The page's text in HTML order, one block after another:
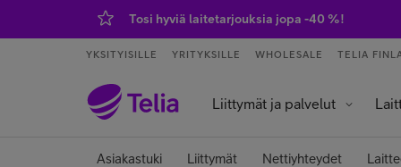
Tosi hyviä laitetarjouksia jopa -40 %!
YKSITYISILLE YRITYKSILLE WHOLESALE TELIA
Liittymät ja palvelut
Asiakastuki Liittymät Nettiyhteydet